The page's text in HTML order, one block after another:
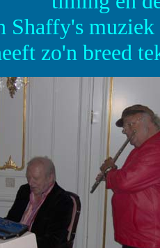
Shaffy's
zo'n breed